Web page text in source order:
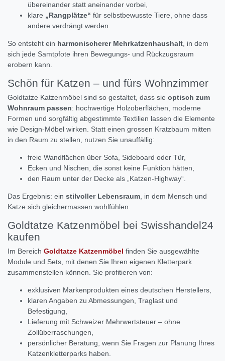
übereinander statt aneinander vorbei,
klare „Rangplätze“ für selbstbewusste Tiere, ohne dass
andere verdrängt werden.
So entsteht ein harmonischerer Mehrkatzenhaushalt, in dem
sich jede Samtpfote ihren Bewegungs- und Rückzugsraum
erobern kann.
Schön für Katzen – und fürs Wohnzimmer
Goldtatze Katzenmöbel sind so gestaltet, dass sie optisch zum
Wohnraum passen: hochwertige Holzoberflächen, moderne
Formen und sorgfältig abgestimmte Textilien lassen die Elemente
wie Design-Möbel wirken. Statt einen grossen Kratzbaum mitten
in den Raum zu stellen, nutzen Sie unauffällig:
freie Wandflächen über Sofa, Sideboard oder Tür,
Ecken und Nischen, die sonst keine Funktion hätten,
den Raum unter der Decke als „Katzen-Highway“.
Das Ergebnis: ein stilvoller Lebensraum, in dem Mensch und
Katze sich gleichermassen wohlfühlen.
Goldtatze Katzenmöbel bei Swisshandel24
kaufen
Im Bereich Goldtatze Katzenmöbel finden Sie ausgewählte
Module und Sets, mit denen Sie Ihren eigenen Kletterpark
zusammenstellen können. Sie profitieren von:
exklusiven Markenprodukten eines deutschen Herstellers,
klaren Angaben zu Abmessungen, Traglast und
Befestigung,
Lieferung mit Schweizer Mehrwertsteuer – ohne
Zollüberraschungen,
persönlicher Beratung, wenn Sie Fragen zur Planung Ihres
Katzenkletterparks haben.